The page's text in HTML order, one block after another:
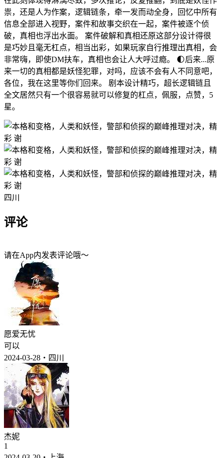
祟，还是人为作案，逻辑链条，牵一发而动全身，回忆中所有
信息全部进入视野，案件和故事交织在一起，案件被逐个侦
破，真相也浮出水面。 案件破解和真相还原这部分设计得很
是巧妙且毫无杠点，相当出彩，如果玩家自行推理出真相，会
非常嗨，即使DM扶车，真相也会让人大呼过瘾。 🌓后来...原
来一切的真相都是妖怪犯罪，对吗，应该不会有人不同意吧，
各位，我在这里等你们回来。 剧本设计精巧，超长逻辑链且
全文居然只有一个很容易就可以修复的杠点，佩服，点赞，5
星。
四川
评论
请在App内发表评论哦～
愿爱无忧
可以
2024-03-28・四川
杰妮
1